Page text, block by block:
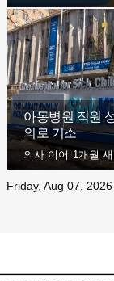
아동병원 직원
의로 기소
의사 이어 1개월
Friday, Aug 07, 2026